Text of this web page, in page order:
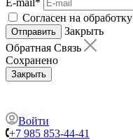
E-mail*
Согласен на обработку
Отправить
Закрыть
Обратная Связь
Сохранено
Закрыть
Войти
+7 985 853-44-41